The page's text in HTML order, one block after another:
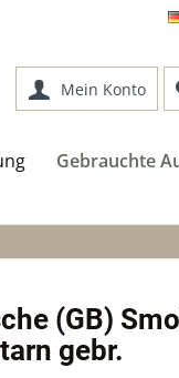
Mein Konto
Gebrauchte
(GB)
gebr.